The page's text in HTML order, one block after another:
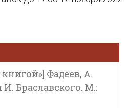
Фадеев, А.
Браславского. М.: